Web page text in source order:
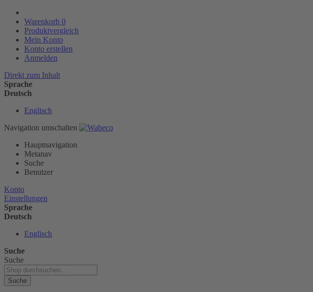
Warenkorb 0
Produktvergleich
Mein Konto
Konto erstellen
Anmelden
Direkt zum Inhalt
Sprache
Deutsch
Englisch
Navigation umschalten
Hauptnavigation
Metanav
Suche
Benutzer
Konto
Einstellungen
Sprache
Deutsch
Englisch
Suche
Suche
Suche